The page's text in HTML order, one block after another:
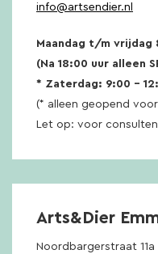
info@artsendier.nl
Maandag t/m vrijdag
(Na 18:00 uur alleen
* Zaterdag: 9:00 –
(* alleen geopend
Let op: voor
Arts&Dier
Noordbargerstraat 11a